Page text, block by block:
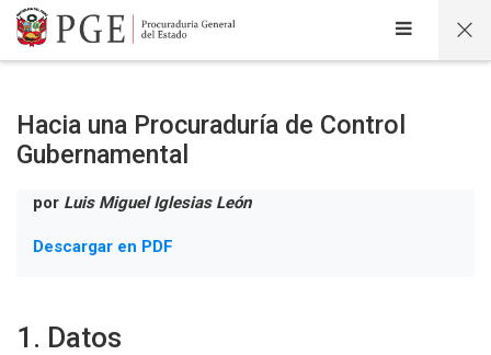
Salta al contenido principal
Hacia una Procuraduría de Control
Gubernamental
por Luis Miguel Iglesias León
Descargar en PDF
1. Datos